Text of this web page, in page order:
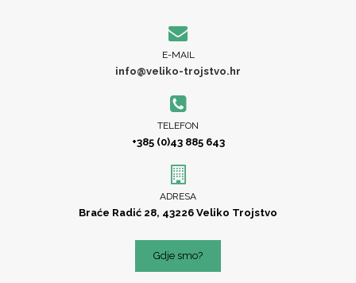
E-MAIL
info@veliko-trojstvo.hr
TELEFON
+385 (0)43 885 643
ADRESA
Braće Radić 28, 43226 Veliko Trojstvo
Gdje smo?